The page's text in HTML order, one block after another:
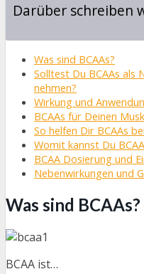
Darüber schreiben
Was sind BCAAs?
Solltest Du BCAAs als
nehmen?
Wirkung und
BCAAs für Deinen
So helfen Dir BCAAs
Womit kannst Du
BCAA Dosierung und
Nebenwirkungen und
Was sind BCAAs?
BCAA ist…